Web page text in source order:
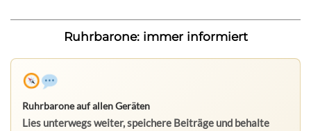
Ruhrbarone: immer informiert
Ruhrbarone auf allen Geräten
Lies unterwegs weiter, speichere Beiträge und behalte